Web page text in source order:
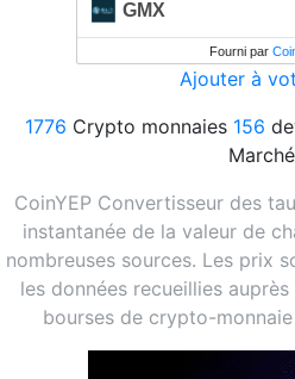
GMX
Fourni par
Ajouter à
1776 Crypto monnaies 156
CoinYEP Convertisseur des
instantanée de la valeur de
nombreuses sources. Les prix
les données recueillies
bourses de crypto-